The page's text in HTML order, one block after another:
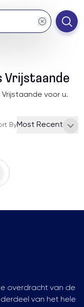
Vrijstaande
Vrijstaande voor u.
ByMost Recent
overdracht van de
van het hele